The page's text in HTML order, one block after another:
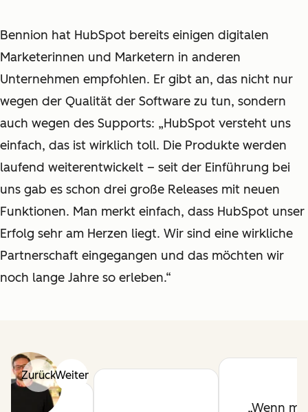
Bennion hat HubSpot bereits einigen digitalen
Marketerinnen und Marketern in anderen
Unternehmen empfohlen. Er gibt an, das nicht nur
wegen der Qualität der Software zu tun, sondern
auch wegen des Supports: „HubSpot versteht uns
einfach, das ist wirklich toll. Die Produkte werden
laufend weiterentwickelt – seit der Einführung bei
uns gab es schon drei große Releases mit neuen
Funktionen. Man merkt einfach, dass HubSpot unser
Erfolg sehr am Herzen liegt. Wir sind eine wirkliche
Partnerschaft eingegangen und das möchten wir
noch lange Jahre so erleben.“
ZurückWeiter
Wenn